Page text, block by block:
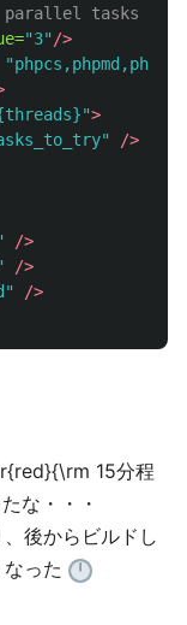
tasks -->
"3" />
>
/>
/>
/>
/>
15分程
な・・・
後からビルドし
った